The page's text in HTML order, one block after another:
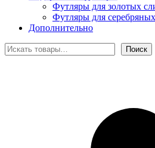
Футляры для золотых
Футляры для
Дополнительно
Поиск
Поиск